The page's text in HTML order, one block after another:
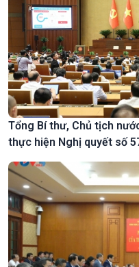
Tổng Bí thư, Chủ tịch
thực hiện Nghị quyết số